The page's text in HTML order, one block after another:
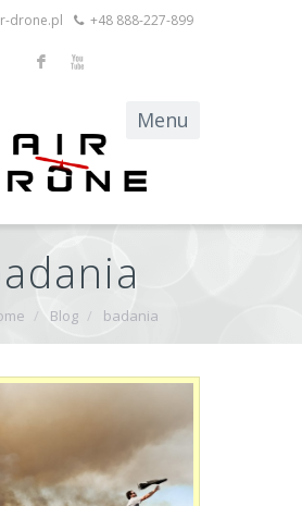
drone.pl +48 888-227-899
F X
/ Blog / badania